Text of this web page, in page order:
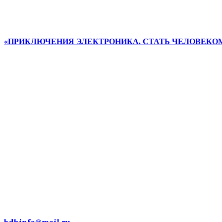
«ПРИКЛЮЧЕНИЯ ЭЛЕКТРОНИКА. СТАТЬ